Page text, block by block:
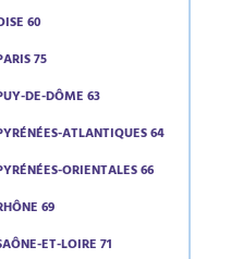
60
75
DE-DÔME 63
ATLANTIQUES 64
ORIENTALES 66
69
ET-LOIRE 71